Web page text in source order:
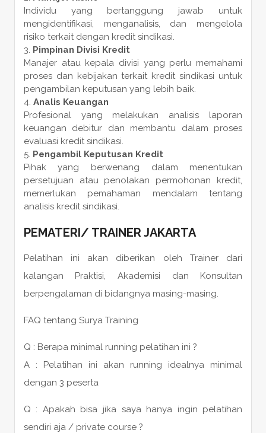
Individu yang bertanggung jawab untuk
mengidentifikasi, menganalisis, dan mengelola
risiko terkait dengan kredit sindikasi.
Pimpinan Divisi Kredit
Manajer atau kepala divisi yang perlu memahami
proses dan kebijakan terkait kredit sindikasi untuk
pengambilan keputusan yang lebih baik.
Analis Keuangan
Profesional yang melakukan analisis laporan
keuangan debitur dan membantu dalam proses
evaluasi kredit sindikasi.
Pengambil Keputusan Kredit
Pihak yang berwenang dalam menentukan
persetujuan atau penolakan permohonan kredit,
memerlukan pemahaman mendalam tentang
analisis kredit sindikasi.
PEMATERI/ TRAINERJAKARTA
Pelatihan ini akan diberikan oleh Trainer dari
kalangan Praktisi, Akademisi dan Konsultan
berpengalaman di bidangnya masing-masing.
FAQ tentang Surya Training
Q : Berapa minimal running pelatihan ini ?
A : Pelatihan ini akan running idealnya minimal
dengan 3 peserta
Q : Apakah bisa jika saya hanya ingin pelatihan
sendiri aja / private course ?